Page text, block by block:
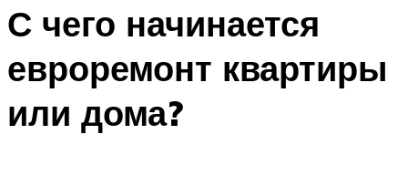
С чего начинается
евроремонт квартиры
или дома?